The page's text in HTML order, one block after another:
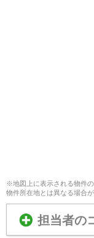
※地図上に表示される物件
物件所在地とは異なる場合が
担当者の